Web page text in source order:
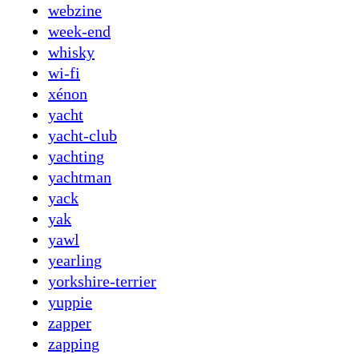
webzine
week-end
whisky
wi-fi
xénon
yacht
yacht-club
yachting
yachtman
yack
yak
yawl
yearling
yorkshire-terrier
yuppie
zapper
zapping